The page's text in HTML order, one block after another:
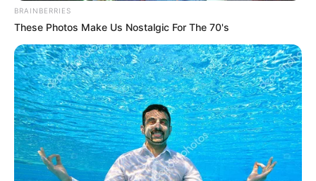
erhaltenen Renaissancefestungen Deutschlands,
die zu einem Bestandteil der im 19. Jahrhundert
Zitadelle heute als Gymnasium genutzt wird, können
die Wälle und Bastionen besichtigt werden.
Außerdem informiert auf dem Gelände ein Museum
über die Geschichte der Festung. Weitere
Informationen mit der Internetsuche:Museum Zitadel
le Jülich.
Brückenkopfpark Jülich - Aus einem kleinen
BRAINBERRIES
These Photos Make Us Nostalgic For The 70's